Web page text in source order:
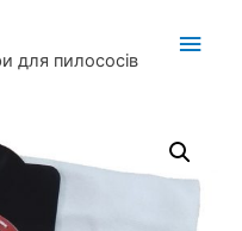
для пилососів